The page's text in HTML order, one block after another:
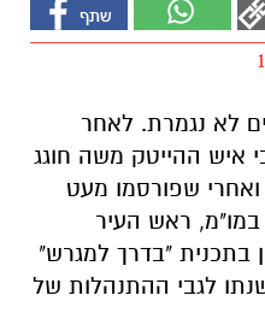
לא נגמרת. לאחר
איש ההייטק משה חוגג
שפורסמו מעט
ראש העיר
בתכנית "בדרך למגרש"
לגבי ההתנהלות של